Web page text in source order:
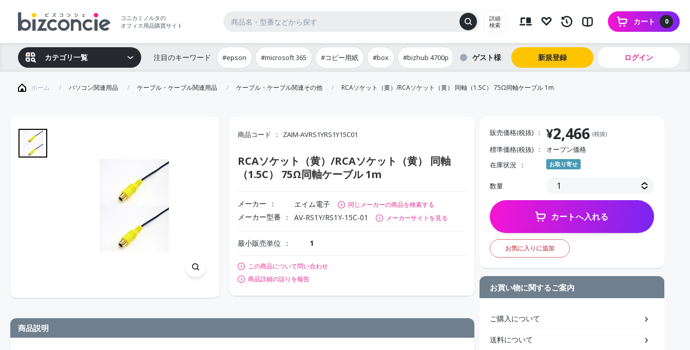
コニカミノルタの
オフィス用品購買サイト
詳細
検索
0
カート
カテゴリ一覧 注目のキーワード #epson #microsoft 365 #コピー用紙 #box #bizhub 4700p ゲスト 新規登録 ログイン
ホーム パソコン関連用品 ケーブル・ケーブル関連用品 ケーブル・ケーブル関連その他 RCAソケット（黄）/RCAソケット（黄） 同軸（1.5C） 75Ω同軸ケーブル 1m
商品コード ZAIM-AVRS1YRS1Y15C01
RCAソケット（黄）/RCAソケット（黄） 同軸
（1.5C） 75Ω同軸ケーブル 1m
メーカー エイム電子 同じメーカーの商品を検索する
メーカー型番 AV-RS1Y/RS1Y-15C-01 メーカーサイトを見る
最小販売単位 1
この商品について問い合わせ
商品詳細の誤りを報告
商品説明
販売価格(税抜) ¥2,466 (税抜)
標準価格(税抜)
オープン価格
在庫状況
お取り寄せ
数量
カートへ入れる
お気に入りに追加
お買い物に関するご案内
ご購入について
送料について